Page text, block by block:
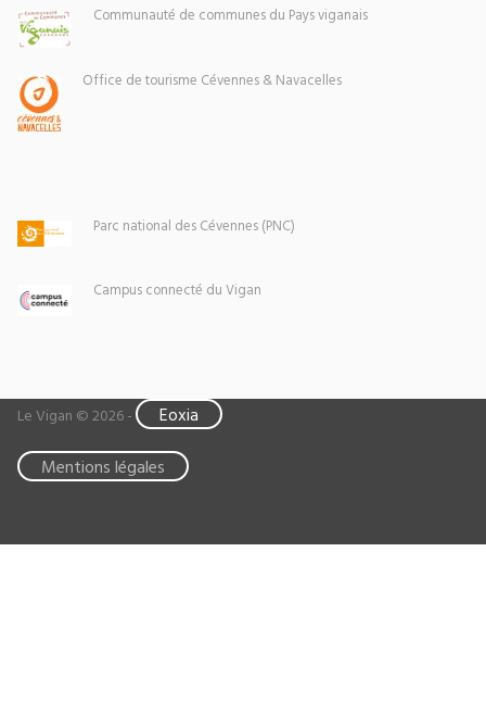
Communauté de communes du Pays viganais
Office de tourisme Cévennes & Navacelles
Parc national des Cévennes (PNC)
Campus connecté du Vigan
Le Vigan © 2026 -
Eoxia
Mentions légales